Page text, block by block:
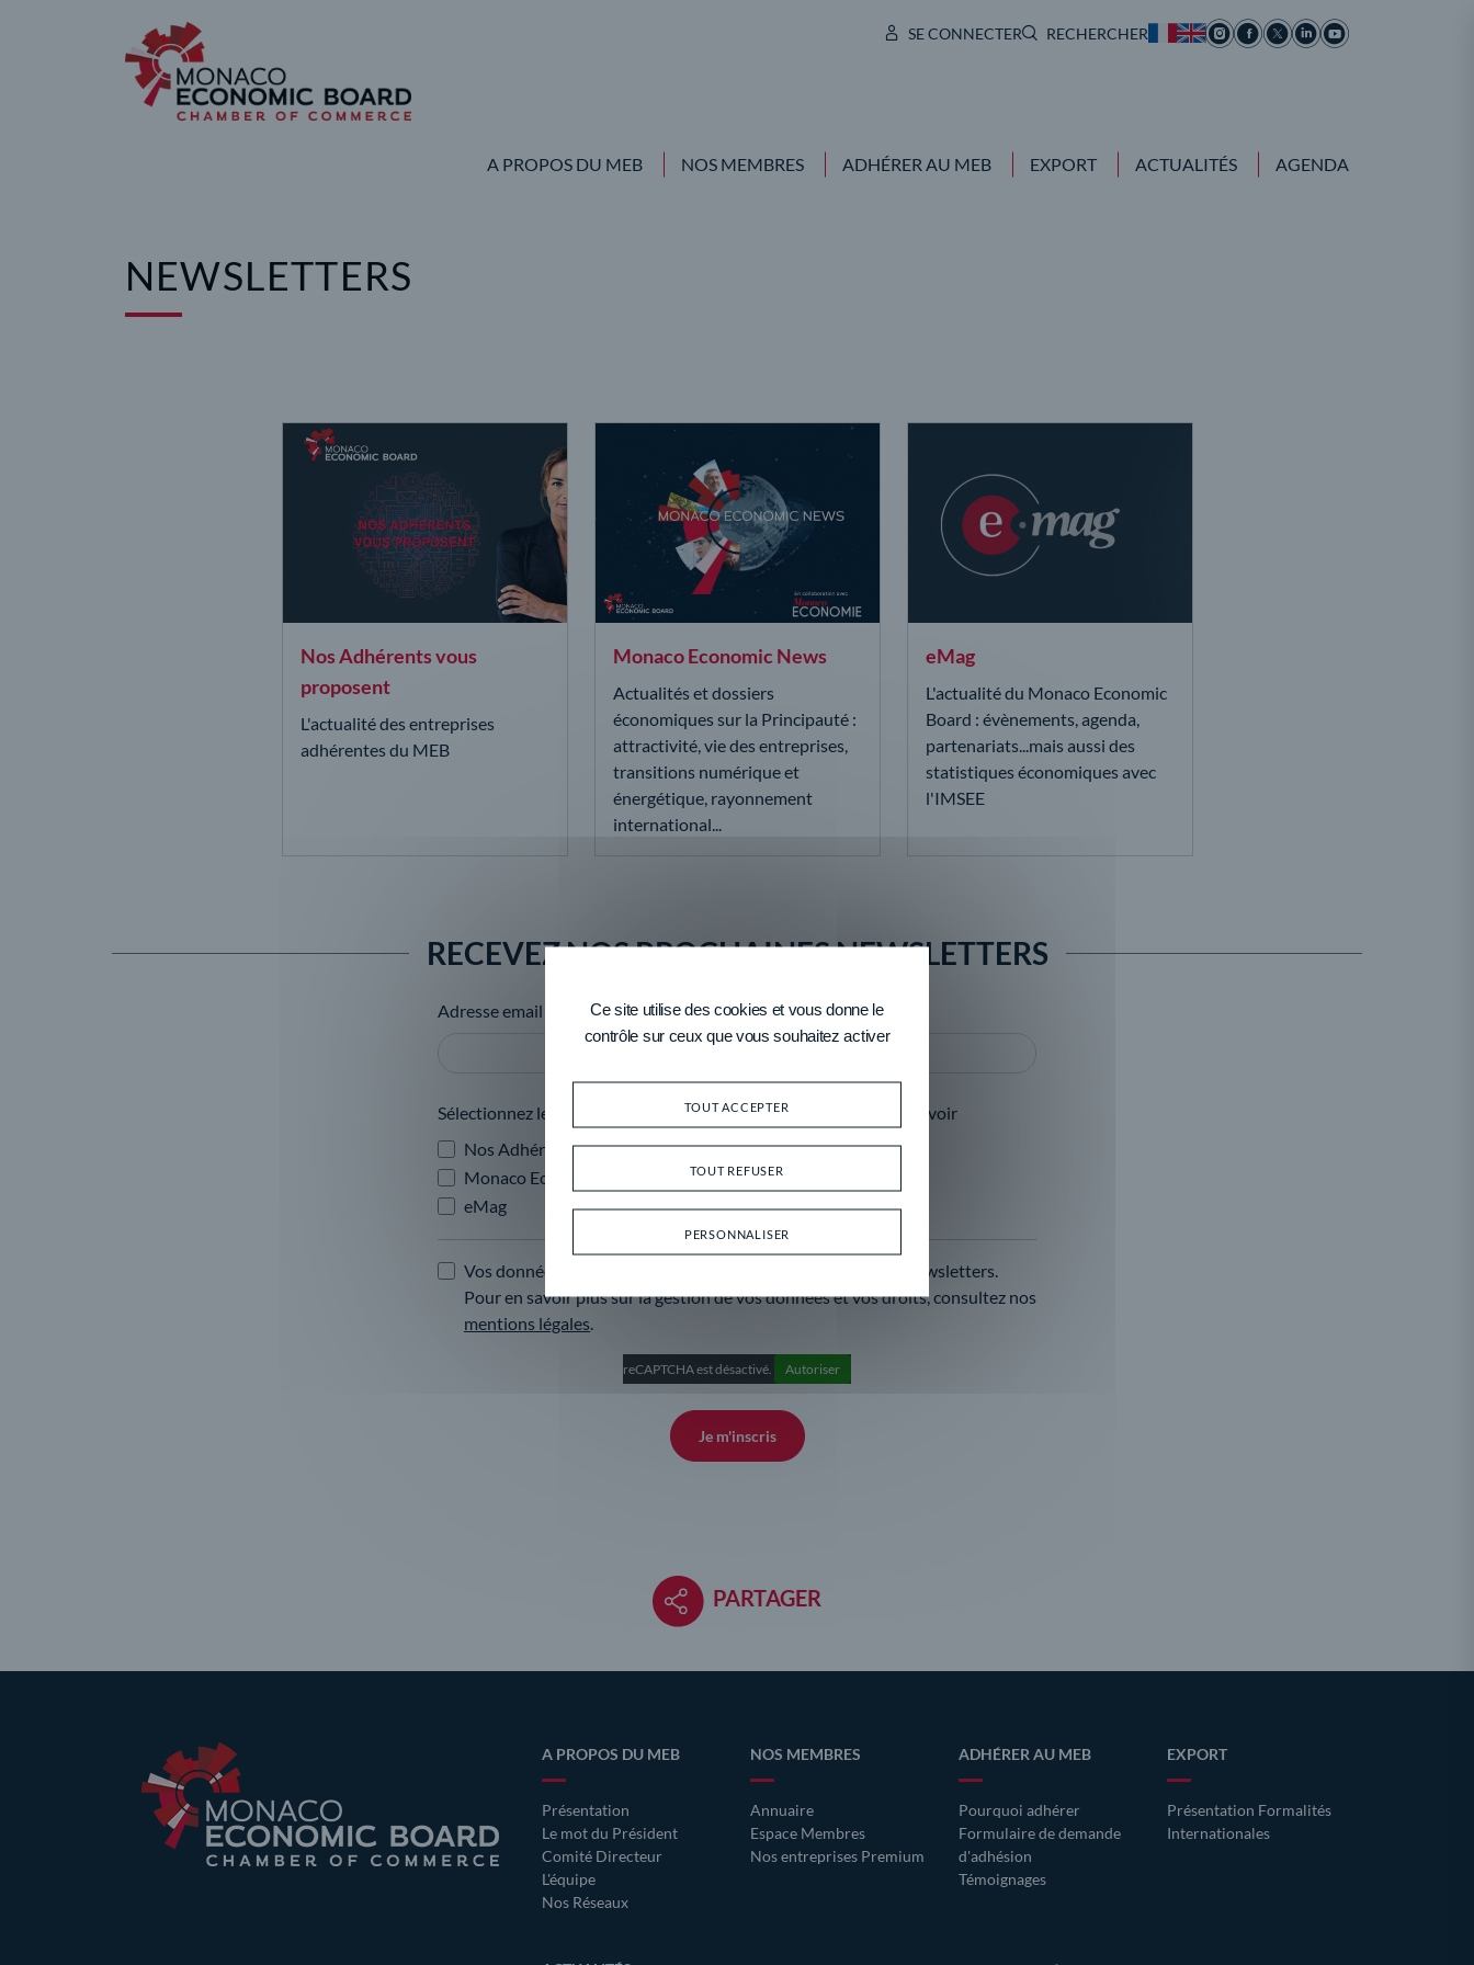
SE CONNECTER RECHERCHER
A PROPOS DU MEB NOS MEMBRES ADHÉRER AU MEB EXPORT ACTUALITÉS AGENDA
NEWSLETTERS
Nos Adhérents vous
proposent
L'actualité des entreprises
adhérentes du MEB
Monaco Economic News
Actualités et dossiers
économiques sur la Principauté :
attractivité, vie des entreprises,
transitions numérique et
énergétique, rayonnement
international...
eMag
L'actualité du Monaco Economic
Board : évènements, agenda,
partenariats...mais aussi des
statistiques économiques avec
l'IMSEE
RECEVEZ NOS PROCHAINES NEWSLETTERS
Adresse email
Sélectionnez les catégories de newsletter que vous souhaitez recevoir
Nos Adhérents vous proposent
Monaco Economic News
eMag
Vos données sont traitées par MEB pour vous envoyer nos newsletters.
Pour en savoir plus sur la gestion de vos données et vos droits, consultez nos
mentions légales
reCAPTCHA est désactivé. Autoriser
Je m'inscris
PARTAGER
A PROPOS DU MEB
Présentation
Le mot du Président
Comité Directeur
L'équipe
Nos Réseaux
NOS MEMBRES
Annuaire
Espace Membres
Nos entreprises Premium
ADHÉRER AU MEB
Pourquoi adhérer
Formulaire de demande
d'adhésion
Témoignages
EXPORT
Présentation Formalités
Internationales
Ce site utilise des cookies et vous donne le
contrôle sur ceux que vous souhaitez activer
TOUT ACCEPTER
TOUT REFUSER
PERSONNALISER